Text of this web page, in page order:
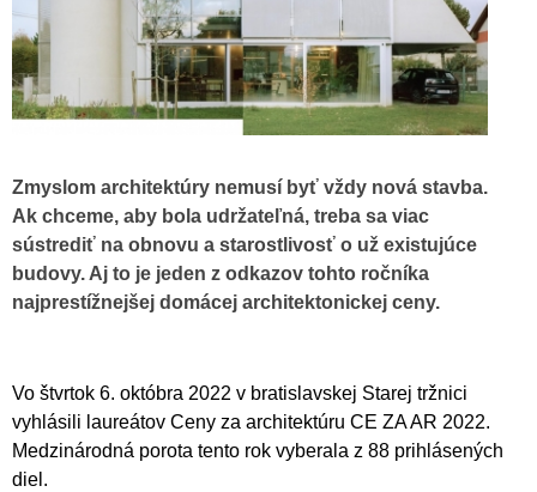
Zmyslom architektúry nemusí byť vždy nová stavba.
Ak chceme, aby bola udržateľná, treba sa viac
sústrediť na obnovu a starostlivosť o už existujúce
budovy. Aj to je jeden z odkazov tohto ročníka
najprestížnejšej domácej architektonickej ceny.
Vo štvrtok 6. októbra 2022 v bratislavskej Starej tržnici
vyhlásili laureátov Ceny za architektúru CE ZA AR 2022.
Medzinárodná porota tento rok vyberala z 88 prihlásených
diel.